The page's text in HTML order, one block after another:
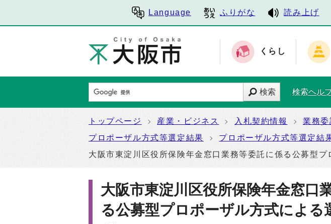
Language ふりがな 読み上げ
くらし
検索 検索ヘル
トップページ 産業・ビジネス 入札契約情報
業務委
プロポーザル方式等選定結果
プロポーザル方式等選定結
大阪市東淀川区役所保険年金窓口業務等委託に係る公募型
大阪市東淀川区役所保険年金窓口
る公募型プロポーザル方式による